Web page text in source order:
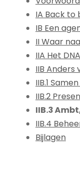
IA Back to
IB Een
II Waar
IIA Het DNA
IIB Anders
IIB.1
IIB.2
IIB.3
IIB.4
Bijlagen